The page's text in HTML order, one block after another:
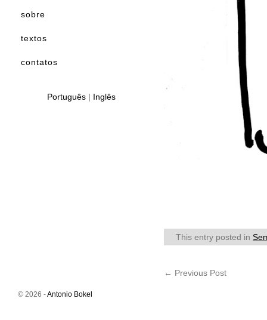
This entry posted in
← Previous Post
sobre
textos
contatos
Português | Inglês
© 2026 -Antonio Bokel